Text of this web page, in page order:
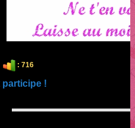
: 716
participe !